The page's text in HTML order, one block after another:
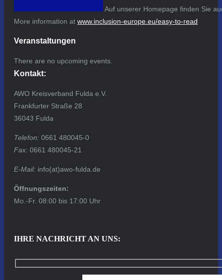
Auf unserer Homepage finden Sie
More information at www.inclusion-europe.eu/easy-to-read
Veranstaltungen
There are no upcoming events.
Kontakt:
AWO Kreisverband Fulda e.V.
Frankfurter Straße 28
36043 Fulda
Telefon: 0661 480045-0
Fax: 0661 480045-21
E-Mail: info(at)awo-fulda.de
Öffnungszeiten:
Mo.-Fr. 08:00 bis 17:00 Uhr
IHRE NACHRICHT AN UNS: